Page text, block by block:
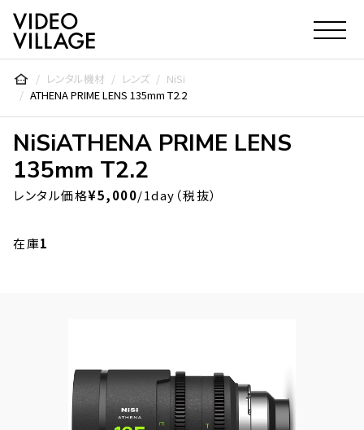
Video Village Inc.
レンタル機材 レンズ
NiSi
ATHENA PRIME LENS 135mm T2.2
NiSiATHENA PRIME LENS
135mm T2.2
レンタル価格¥5,000/1day（税抜）
在庫1